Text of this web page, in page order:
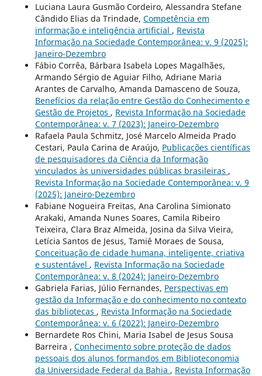
Luciana Laura Gusmão Cordeiro, Alessandra Stefane
Cândido Elias da Trindade, Competência em
informação e inteligência artificial , Revista
Informação na Sociedade Contemporânea: v. 9 (2025):
Janeiro-Dezembro
Fábio Corrêa, Bárbara Isabela Lopes Magalhães,
Armando Sérgio de Aguiar Filho, Adriane Maria
Arantes de Carvalho, Amanda Damasceno de Souza,
Benefícios da relação entre Gestão do Conhecimento e
Gestão de Projetos , Revista Informação na Sociedade
Contemporânea: v. 7 (2023): Janeiro-Dezembro
Rafaela Paula Schmitz, José Marcelo Almeida Prado
Cestari, Paula Carina de Araújo, Publicações científicas
de pesquisadores da Ciência da Informação
vinculados às universidades públicas brasileiras ,
Revista Informação na Sociedade Contemporânea: v. 9
(2025): Janeiro-Dezembro
Fabiane Nogueira Freitas, Ana Carolina Simionato
Arakaki, Amanda Nunes Soares, Camila Ribeiro
Teixeira, Clara Braz Almeida, Josina da Silva Vieira,
Letícia Santos de Jesus, Tamiê Moraes de Sousa,
Conceituação de cidade humana, inteligente, criativa
e sustentável , Revista Informação na Sociedade
Contemporânea: v. 8 (2024): Janeiro-Dezembro
Gabriela Farias, Júlio Fernandes, Perspectivas em
gestão da Informação e do conhecimento no contexto
das bibliotecas , Revista Informação na Sociedade
Contemporânea: v. 6 (2022): Janeiro-Dezembro
Bernardete Ros Chini, Maria Isabel de Jesus Sousa
Barreira , Conhecimento sobre proteção de dados
pessoais dos alunos formandos em Biblioteconomia
da Universidade Federal da Bahia , Revista Informação